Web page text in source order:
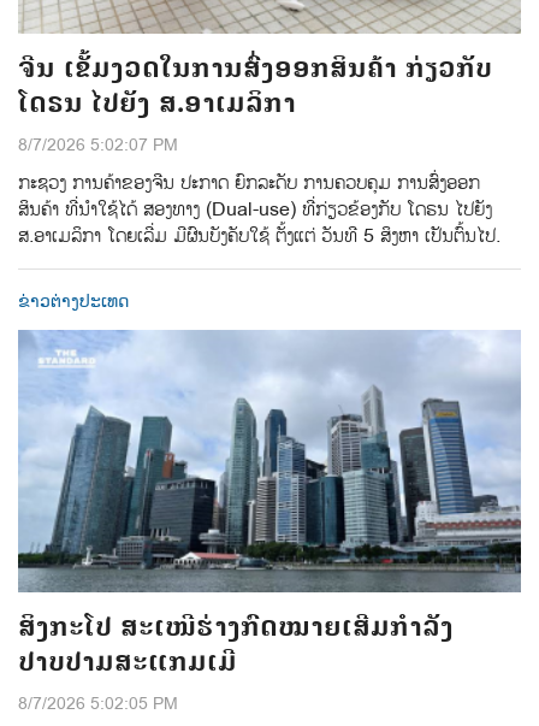
ຈີນ ເຂັ້ມງວດໃນການສົ່ງອອກສິນຄ້າ ກ່ຽວກັບ
ໂດຣນ ໄປຍັງ ສ.ອາເມລິກາ
8/7/2026 5:02:07 PM
ກະຊວງ ການຄ້າຂອງຈີນ ປະກາດ ຍົກລະດັບ ການຄວບຄຸມ ການສົ່ງອອກ
ສິນຄ້າ ທີ່ນຳໃຊ້ໄດ້ ສອງທາງ (Dual-use) ທີ່ກ່ຽວຂ້ອງກັບ ໂດຣນ ໄປຍັງ
ສ.ອາເມລິກາ ໂດຍເລີ່ມ ມີຜົນບັງຄັບໃຊ້ ຕັ້ງແຕ່ ວັນທີ 5 ສິງຫາ ເປັນຕົ້ນໄປ.
ຂ່າວຕ່າງປະເທດ
ສິງກະໂປ ສະເໜີຮ່າງກົດໝາຍເສີມກຳລັງ
ປາບປາມສະແກມເມີ
8/7/2026 5:02:05 PM